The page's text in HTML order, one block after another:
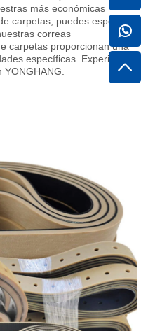
más económicas
carpetas, puedes esperar
correas
carpetas proporcionan una
específicas. Experimenta